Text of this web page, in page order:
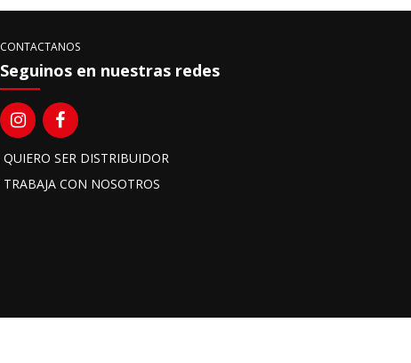
CONTACTANOS
Seguinos en nuestras redes
QUIERO SER DISTRIBUIDOR
TRABAJA CON NOSOTROS